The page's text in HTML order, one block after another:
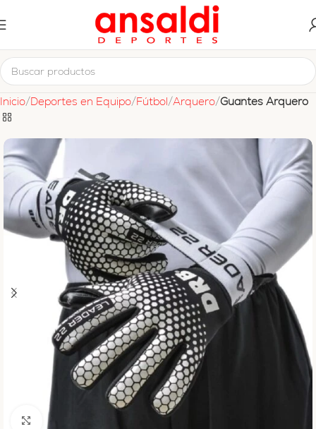
Inicio Deportes en Equipo Fútbol Arquero Guantes Arquero
Haga clic para ampliar